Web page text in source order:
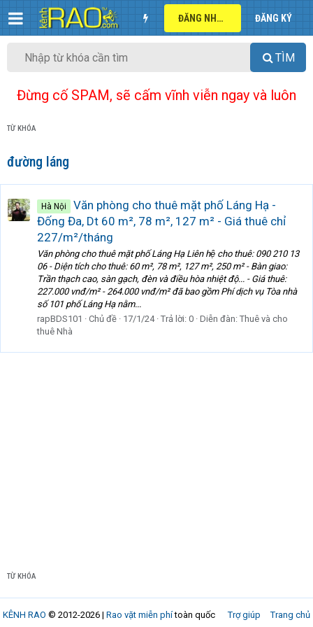
ĐĂNG NHẬP ĐĂNG KÝ
TÌM
Đừng cố SPAM, sẽ cấm vĩnh viễn ngay và luôn
TỪ KHÓA
đường láng
Hà Nội
Văn phòng cho thuê mặt phố Láng Hạ -
Đống Đa, Dt 60 m², 78 m², 127 m² - Giá thuê chỉ
227/m²/tháng
Văn phòng cho thuê mặt phố Láng Hạ Liên hệ cho thuê: 090 210 13
06 - Diện tích cho thuê: 60 m², 78 m², 127 m², 250 m² - Bàn giao:
Trần thạch cao, sàn gạch, đèn và điều hòa nhiệt độ... - Giá thuê:
227.000 vnđ/m² - 264.000 vnđ/m² đã bao gồm Phí dịch vụ Tòa nhà
số 101 phố Láng Hạ nằm...
rapBDS101
Chủ đề 17/1/24 Trả lời: 0 Diễn đàn: Thuê và cho
thuê Nhà
TỪ KHÓA
Trợ giúp Trang chủ
KÊNH RAO © 2012-2026 | Rao vặt miễn phítoàn quốc